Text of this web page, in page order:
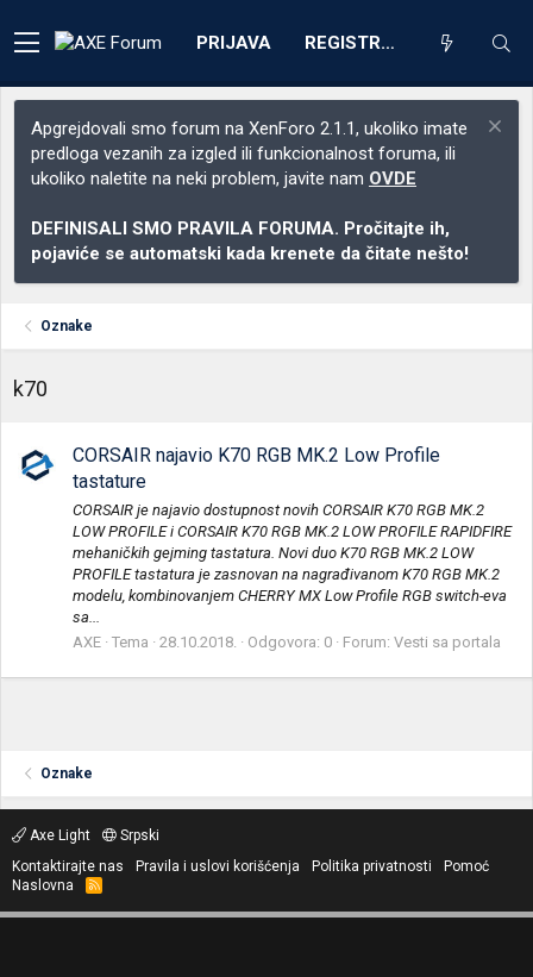
PRIJAVA REGISTRACIJA
Apgrejdovali smo forum na XenForo 2.1.1, ukoliko imate
predloga vezanih za izgled ili funkcionalnost foruma, ili
ukoliko naletite na neki problem, javite nam OVDE
DEFINISALI SMO PRAVILA FORUMA. Pročitajte ih,
pojaviće se automatski kada krenete da čitate nešto!
Oznake
k70
CORSAIR najavio K70 RGB MK.2 Low Profile
tastature
CORSAIR je najavio dostupnost novih CORSAIR K70 RGB MK.2
LOW PROFILE i CORSAIR K70 RGB MK.2 LOW PROFILE RAPIDFIRE
mehaničkih gejming tastatura. Novi duo K70 RGB MK.2 LOW
PROFILE tastatura je zasnovan na nagrađivanom K70 RGB MK.2
modelu, kombinovanjem CHERRY MX Low Profile RGB switch-eva
sa...
AXE Tema 28.10.2018. Odgovora: 0 Forum: Vesti sa portala
Oznake
Axe Light
Srpski
Kontaktirajte nas
Pravila i uslovi korišćenja Politika privatnosti
Pomoć
Naslovna
R
S